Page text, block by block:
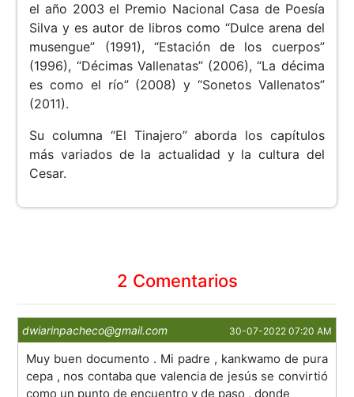
el año 2003 el Premio Nacional Casa de Poesía
Silva y es autor de libros como “Dulce arena del
musengue” (1991), “Estación de los cuerpos”
(1996), “Décimas Vallenatas” (2006), “La décima
es como el río” (2008) y “Sonetos Vallenatos”
(2011).
Su columna “El Tinajero” aborda los capítulos
más variados de la actualidad y la cultura del
Cesar.
2 Comentarios
dwiarinpacheco@gmail.com 30-07-2022 07:20 AM
Muy buen documento . Mi padre , kankwamo de pura
cepa , nos contaba que valencia de jesús se convirtió
como un punto de encuentro y de paso , donde